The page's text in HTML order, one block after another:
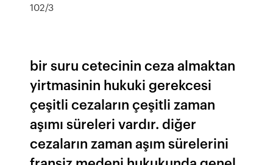
102/3
bir suru cetecinin ceza almaktan
yirtmasinin hukuki gerekcesi
çeşitli cezaların çeşitli zaman
aşımı süreleri vardır. diğer
cezaların zaman aşım sürelerini